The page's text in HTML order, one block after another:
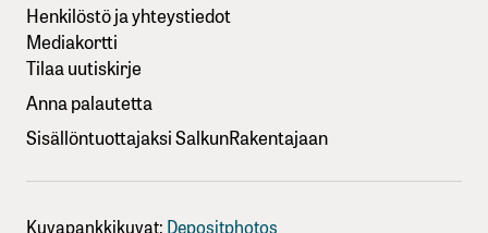
Henkilöstö ja yhteystiedot
Mediakortti
Tilaa uutiskirje
Anna palautetta
Sisällöntuottajaksi SalkunRakentajaan
Kuvapankkikuvat: Depositphotos